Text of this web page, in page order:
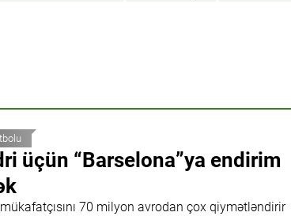
üçün “Barselona”ya endirim
mükafatçısını 70 milyon avrodan çox qiymətləndirir